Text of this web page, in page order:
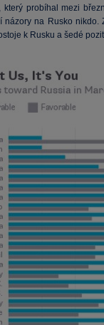
který probíhal mezi
názory na Rusko nikdo.
k Rusku a šedé